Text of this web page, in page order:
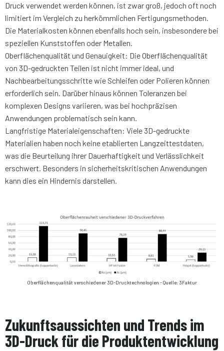
Druck verwendet werden können, ist zwar groß, jedoch oft noch
limitiert im Vergleich zu herkömmlichen Fertigungsmethoden.
Die Materialkosten können ebenfalls hoch sein, insbesondere bei
speziellen Kunststoffen oder Metallen.
Oberflächenqualität und Genauigkeit: Die Oberflächenqualität
von 3D-gedruckten Teilen ist nicht immer ideal, und
Nachbearbeitungsschritte wie Schleifen oder Polieren können
erforderlich sein. Darüber hinaus können Toleranzen bei
komplexen Designs variieren, was bei hochpräzisen
Anwendungen problematisch sein kann.
Langfristige Materialeigenschaften: Viele 3D-gedruckte
Materialien haben noch keine etablierten Langzeittestdaten,
was die Beurteilung ihrer Dauerhaftigkeit und Verlässlichkeit
erschwert. Besonders in sicherheitskritischen Anwendungen
kann dies ein Hindernis darstellen.
Oberflächenqualität verschiedener 3D-Drucktechnologien - Quelle: 3Faktur
Zukunftsaussichten und Trendsim
3D-Druck für die Produktentwicklung